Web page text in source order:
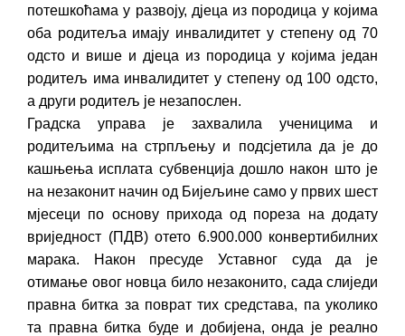
потешкоћама у развоју, дјеца из породица у којима
оба родитеља имају инвалидитет у степену од 70
одсто и више и дјеца из породица у којима један
родитељ има инвалидитет у степену од 100 одсто,
а други родитељ је незапослен.
Градска управа је захвалила ученицима и
родитељима на стрпљењу и подсјетила да је до
кашњења исплата субвенција дошло након што је
на незаконит начин од Бијељине само у првих шест
мјесеци по основу прихода од пореза на додату
вриједност (ПДВ) отето 6.900.000 конвертибилних
марака. Након пресуде Уставног суда да је
отимање овог новца било незаконито, сада слиједи
правна битка за поврат тих средстава, па уколико
та правна битка буде и добијена, онда је реално